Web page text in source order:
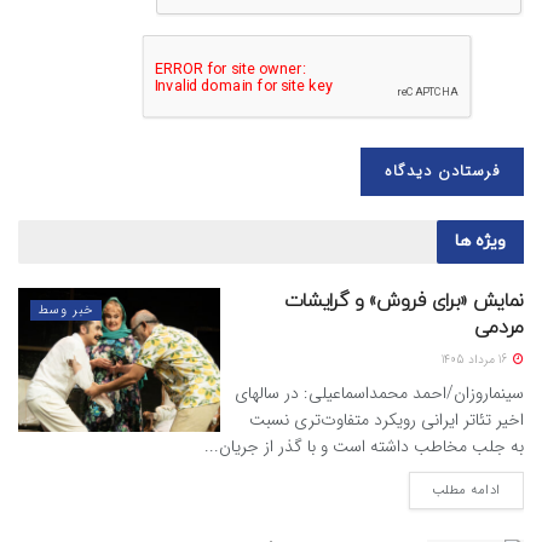
ویژه ها
خبر وسط
نمایش «برای فروش» و گرایشات
مردمی
سینماروزان/احمد محمداسماعیلی: در سالهای
اخیر تئاتر ایرانی رویکرد متفاوت‌تری نسبت
به جلب مخاطب داشته است و با گذر از جریان...
ادامه مطلب